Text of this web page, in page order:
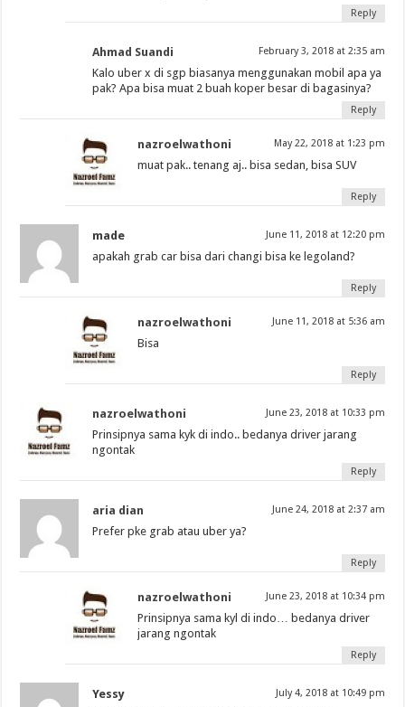
Reply
Ahmad Suandi February 3, 2018 at 2:35 am
Kalo uber x di sgp biasanya menggunakan mobil apa ya
pak? Apa bisa muat 2 buah koper besar di bagasinya?
Reply
nazroelwathoni May 22, 2018 at 1:23 pm
muat pak.. tenang aj.. bisa sedan, bisa SUV
Reply
made June 11, 2018 at 12:20 pm
apakah grab car bisa dari changi bisa ke legoland?
Reply
nazroelwathoni June 11, 2018 at 5:36 am
Bisa
Reply
nazroelwathoni June 23, 2018 at 10:33 pm
Prinsipnya sama kyk di indo.. bedanya driver jarang
ngontak
Reply
aria dian June 24, 2018 at 2:37 am
Prefer pke grab atau uber ya?
Reply
nazroelwathoni June 23, 2018 at 10:34 pm
Prinsipnya sama kyl di indo… bedanya driver
jarang ngontak
Reply
Yessy July 4, 2018 at 10:49 pm